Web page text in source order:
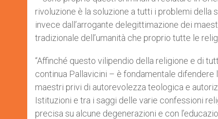
rivoluzione è la soluzione a tutti i problemi della
invece dall’arrogante delegittimazione dei
tradizionale dell’umanità che proprio tutte le
“Affinché questo vilipendio della religione e di
continua Pallavicini – è fondamentale difendere
maestri privi di autorevolezza teologica e
Istituzioni e tra i saggi delle varie confessioni
precisa su alcune degenerazioni e con